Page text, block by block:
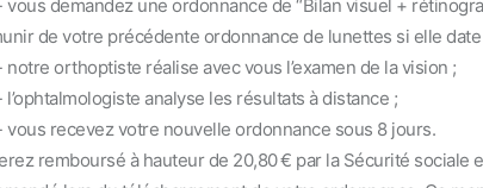
demandez une ordonnance de “Bilan visuel +
de votre précédente ordonnance de lunettes si elle
orthoptiste réalise avec vous l’examen de la vision ;
analyse les résultats à distance ;
recevez votre nouvelle ordonnance sous 8 jours.
remboursé à hauteur de 20,80 € par la Sécurité